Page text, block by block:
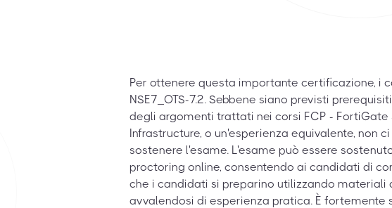
Per ottenere questa importante certificazione, i
NSE7_OTS-7.2. Sebbene siano previsti
degli argomenti trattati nei corsi FCP - FortiGate
Infrastructure, o un'esperienza equivalente, non
sostenere l'esame. L'esame può essere
proctoring online, consentendo ai candidati di
che i candidati si preparino utilizzando
avvalendosi di esperienza pratica. È